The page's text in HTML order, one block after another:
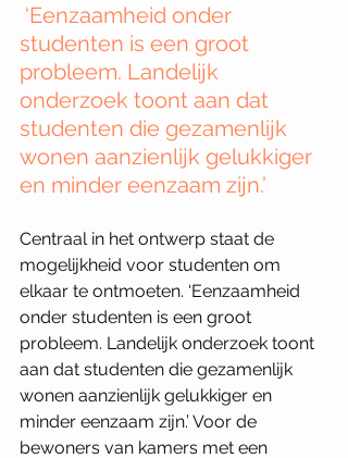
‘Eenzaamheid onder
studenten is een groot
probleem. Landelijk
onderzoek toont aan dat
studenten die gezamenlijk
wonen aanzienlijk gelukkiger
en minder eenzaam zijn.’
Centraal in het ontwerp staat de
mogelijkheid voor studenten om
elkaar te ontmoeten. ‘Eenzaamheid
onder studenten is een groot
probleem. Landelijk onderzoek toont
aan dat studenten die gezamenlijk
wonen aanzienlijk gelukkiger en
minder eenzaam zijn.’ Voor de
bewoners van kamers met een